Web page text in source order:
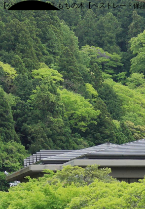
【公式】渓谷別庭 もちの木【ベストレート保